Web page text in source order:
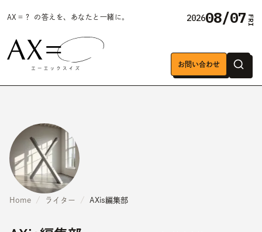
AX＝？ の答えを、あなたと一緒に。 202608/07 FRI
お問い合わせ
Home ライター AXis編集部